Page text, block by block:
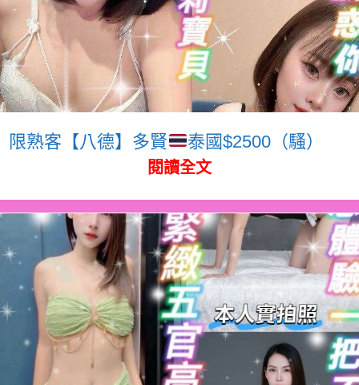
限熟客【八德】多賢 泰國$2500（騷）
閱讀全文